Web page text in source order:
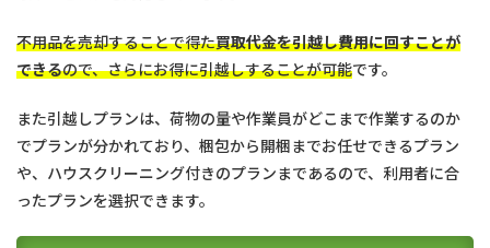
不用品を売却することで得た買取代金を引越し費用に回すことが
できるので、さらにお得に引越しすることが可能です。
また引越しプランは、荷物の量や作業員がどこまで作業するのか
でプランが分かれており、梱包から開梱までお任せできるプラン
や、ハウスクリーニング付きのプランまであるので、利用者に合
ったプランを選択できます。